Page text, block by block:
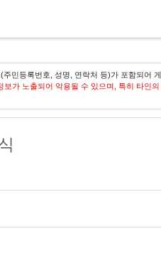
민등록번호, 성명, 연락처 등)가 포함되어
가 노출되어 악용될 수 있으며, 특히 타인